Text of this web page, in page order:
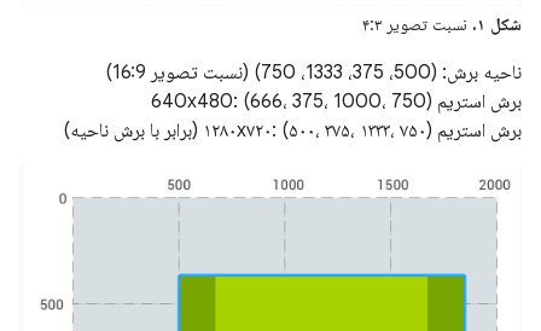
شکل ۱. نسبت تصویر ۴:۳
ناحیه برش: (500، 375، 1333، 750) (نسبت تصویر 16:9)
برش استریم 640x480: (666، 375، 1000، 750)
برش استریم ۱۲۸۰x۷۲۰: (۵۰۰، ۳۷۵، ۱۳۳۳، ۷۵۰) (برابر با برش ناحیه)